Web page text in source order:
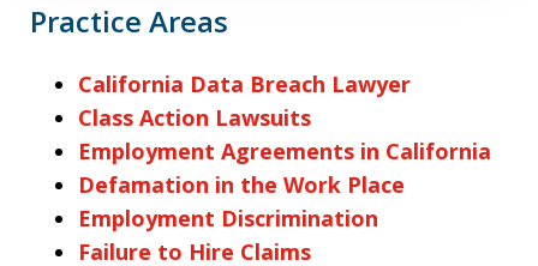
Practice Areas
California Data Breach Lawyer
Class Action Lawsuits
Employment Agreements in California
Defamation in the Work Place
Employment Discrimination
Failure to Hire Claims